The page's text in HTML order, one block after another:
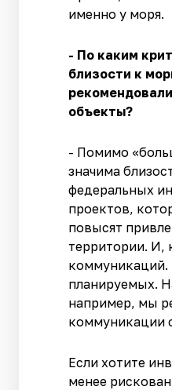
именно у моря.
- По каким
близости к
объекты?
- Помимо
значима
федеральных
проектов,
повысят
территории. И,
коммуникаций.
планируемых.
например, мы
коммуникации
Если хотите
менее